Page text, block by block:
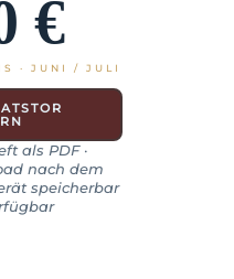
€
· JUNI / JULI
als PDF ·
nach dem
speicherbar